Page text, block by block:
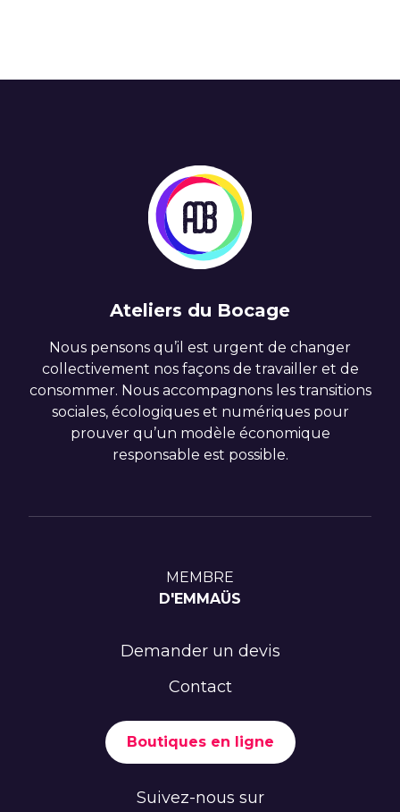
Ateliers du Bocage
Nous pensons qu’il est urgent de changer
collectivement nos façons de travailler et de
consommer. Nous accompagnons les transitions
sociales, écologiques et numériques pour
prouver qu’un modèle économique
responsable est possible.
MEMBRE
D'EMMAÜS
Demander un devis
Contact
Boutiques en ligne
Suivez-nous sur